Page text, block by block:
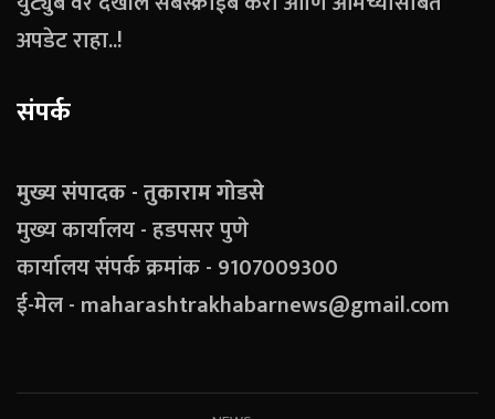
अपडेट राहा..!
संपर्क
मुख्य संपादक - तुकाराम गोडसे
मुख्य कार्यालय - हडपसर पुणे
कार्यालय संपर्क क्रमांक - 9107009300
ई-मेल - maharashtrakhabarnews@gmail.com